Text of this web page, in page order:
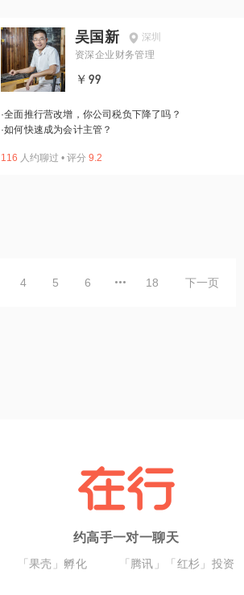
吴国新
深圳
资深企业财务管理
￥99
·全面推行营改增，你公司税负下降了吗？
·如何快速成为会计主管？
116 人约聊过 • 评分 9.2
4 5 6 18 下一页
约高手一对一聊天
「果壳」孵化 「腾讯」「红杉」投资